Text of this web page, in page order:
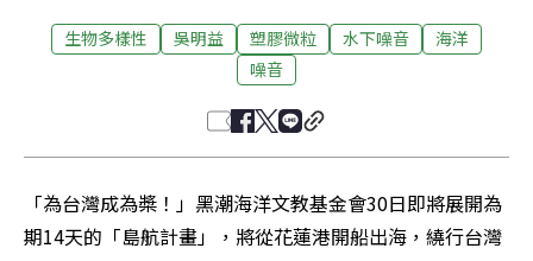
生物多樣性 吳明益 塑膠微粒 水下噪音
海洋
噪音
「為台灣成為槳！」黑潮海洋文教基金會30日即將展開為
期14天的「島航計畫」，將從花蓮港開船出海，繞行台灣